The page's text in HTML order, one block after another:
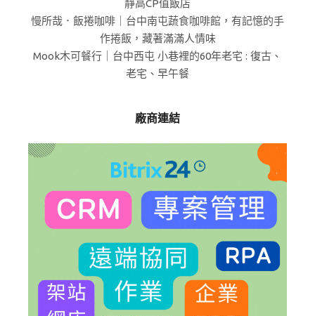
靜高CP值飯店
慢所哉．飯捲咖啡｜台中南屯蔬食咖啡館，有記憶的手
作捲飯，藏著滿滿人情味
Mook木可餐行｜台中西屯 小巷裡的60年老宅 : 復古、
老宅、早午餐
廠商連結